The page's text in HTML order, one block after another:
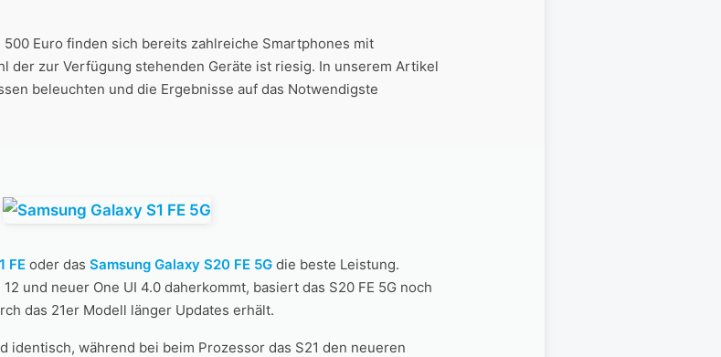
Euro finden sich bereits zahlreiche Smartphones mit
der zur Verfügung stehenden Geräte ist riesig. In unserem Artikel
beleuchten und die Ergebnisse auf das Notwendigste
FE oder das Samsung Galaxy S20 FE 5G die beste Leistung.
und neuer One UI 4.0 daherkommt, basiert das S20 FE 5G noch
das 21er Modell länger Updates erhält.
identisch, während bei beim Prozessor das S21 den neueren